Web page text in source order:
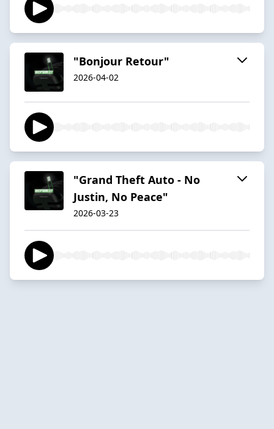
"Bonjour Retour"
2026-04-02
"Grand Theft Auto - No
Justin, No Peace"
2026-03-23